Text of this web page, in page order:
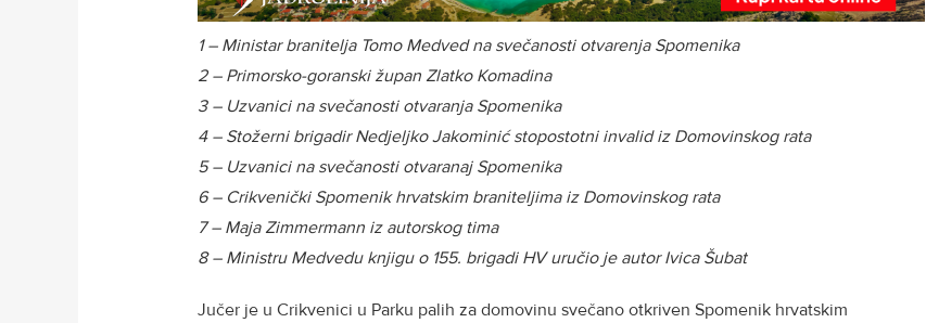
1 – Ministar branitelja Tomo Medved na svečanosti otvarenja Spomenika
2 – Primorsko-goranski župan Zlatko Komadina
3 – Uzvanici na svečanosti otvaranja Spomenika
4 – Stožerni brigadir Nedjeljko Jakominić stopostotni invalid iz Domovinskog rata
5 – Uzvanici na svečanosti otvaranaj Spomenika
6 – Crikvenički Spomenik hrvatskim braniteljima iz Domovinskog rata
7 – Maja Zimmermann iz autorskog tima
8 – Ministru Medvedu knjigu o 155. brigadi HV uručio je autor Ivica Šubat
Jučer je u Crikvenici u Parku palih za domovinu svečano otkriven Spomenik hrvatskim